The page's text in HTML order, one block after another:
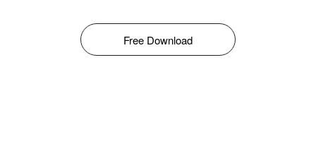
Free Download